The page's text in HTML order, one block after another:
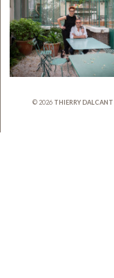
© 2026 THIERRY DALCANT